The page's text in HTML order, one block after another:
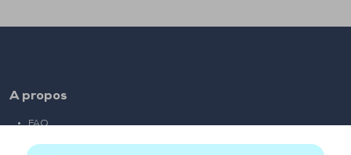
A propos
FAQ
Liens partenaires